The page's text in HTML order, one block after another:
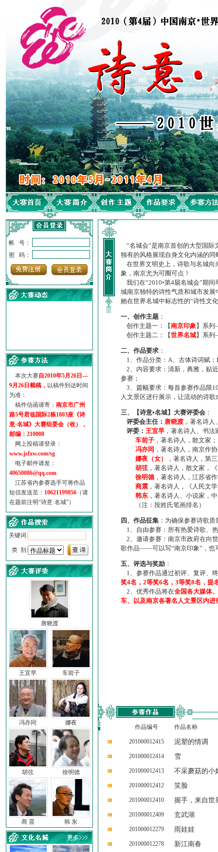
帐 号：
密 码：
·【诗意·名城】地铁展示作...
诗意名城·地铁时间
地铁完美呈现【诗意·名城...
参赛作品多达5000多首
“诗意·名城”晒诗会
特别通知--致广大诗词爱好...
本次大赛自2010年5月26日—
9月26日截稿， 以稿件到达时间
为准：
稿件信函请寄： 南京市广州
路5号君临国际2栋1803座《诗
意·名城》大赛组委会（收），
邮编：210008
网上投稿请登录：
www.jsfxw.com/sg
电子邮件请发：
40650086@qq.com
江苏省内参赛选手可将作品
短信发送至： 10621199856 （请
在题前注明“诗意·名城”）
关键词:
类 别:
唐晓渡
王宜早 车前子
冯亦同 娜夜
胡弦 徐明德
商 震 韩 东
“名城会”是南京首创的大型国际
独有的风格展现自身文化内涵的
在世界文明史上，诗歌与名城向
象，南京尤为可圈可点！
我们在“2010•第4届名城会”期
城南京独特的诗性气质和城市发
她在世界名城中标志性的“诗性文
一、创作主题 ：
创作主题一：【南京印象】系
创作主题二：【世界名城】系
二、作品要求 ：
1、作品分类：A、古体诗词赋；
2、内容要求：清新，典雅，贴
参赛；
3、篇幅要求：每首参赛作品限
人文景区进行展示，让流动的诗
三、【诗意•名城】大赛评委会 ：
评委会主任： 唐晓渡 ，著名诗
评委： 王宜早 ，著名诗人、书
车前子 ，著名诗人，散文家；
冯亦同 ，著名诗人，南京作
娜夜（女）
，著名诗人，第
胡弦，著名诗人，散文家，
徐明德，著名诗人，江苏省
商震 ，著名诗人，《人民文
韩东 ，著名诗人、小说家，
（注：按姓氏笔画排名）
四、作品征集 ：为确保参赛诗歌
1、自由参赛：所有热爱诗歌、
2、邀请参赛：南京市政府在向
歌作品——可以写“南京印象”，也
五、评选与奖励 ：
1、参赛作品通过初评、复评、
奖4名，2等奖6名，3等奖8名，提
2、优秀作品将在全国各大媒体
车、以及南京各著名人文景区内进
作品编号 作品名称
201000012415 泥塑的情调
201000012414 雪
201000012413 不采蘑菇的小
201000012412 笑脸
201000012410 握手，来自世
201000012409 玄武湖
201000012279 雨娃娃
201000012278 新江南春